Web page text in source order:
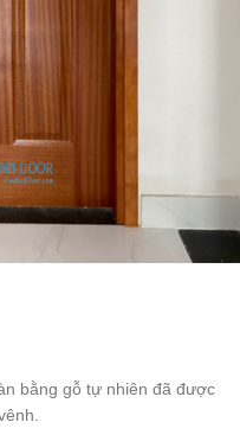
bằng gỗ tự nhiên đã được